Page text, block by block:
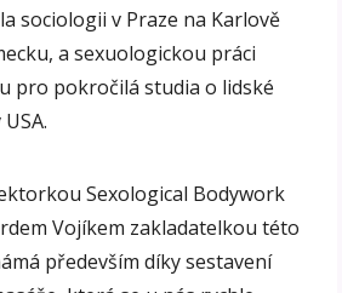
sociologii v Praze na Karlově
a sexuologickou práci
pro pokročilá studia o lidské
Sexological Bodywork
Vojíkem zakladatelkou této
především díky sestavení